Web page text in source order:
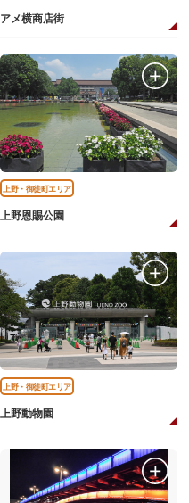
アメ横商店街
上野・御徒町エリア
上野恩賜公園
上野・御徒町エリア
上野動物園